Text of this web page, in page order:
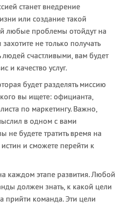
станет внедрение
или создание такой
любые проблемы отойдут на
не только получать
счастливыми, вам будет
и качество услуг.
будет разделять миссию
вы ищете: официанта,
по маркетингу. Важно,
в одном с вами
не будете тратить время на
и сможете перейти к
каждом этапе развития. Любой
должен знать, к какой цели
прийти команда. Эти цели